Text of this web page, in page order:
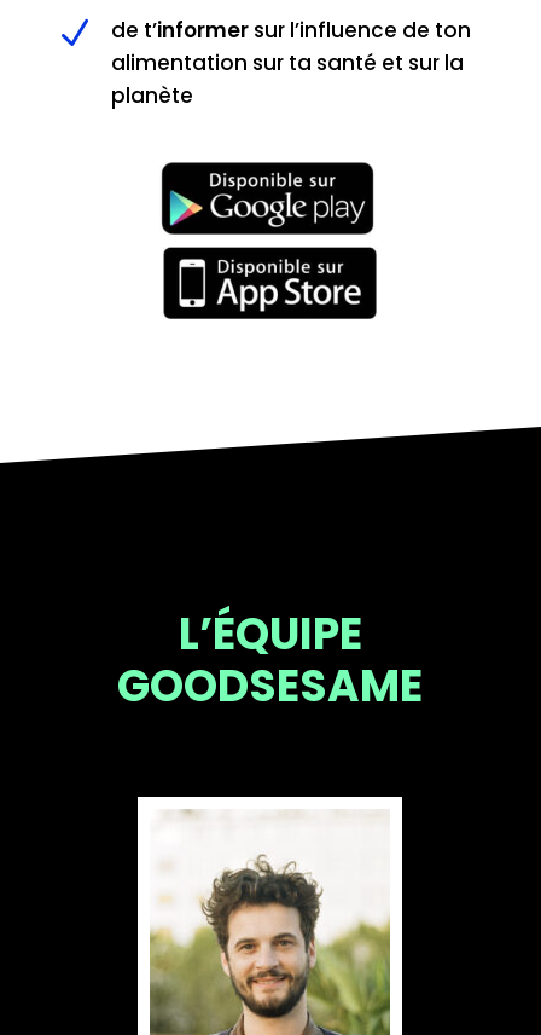
N de t’informersur l’influence de ton
alimentation sur ta santé et sur la
planète
L’ÉQUIPE
GOODSESAME